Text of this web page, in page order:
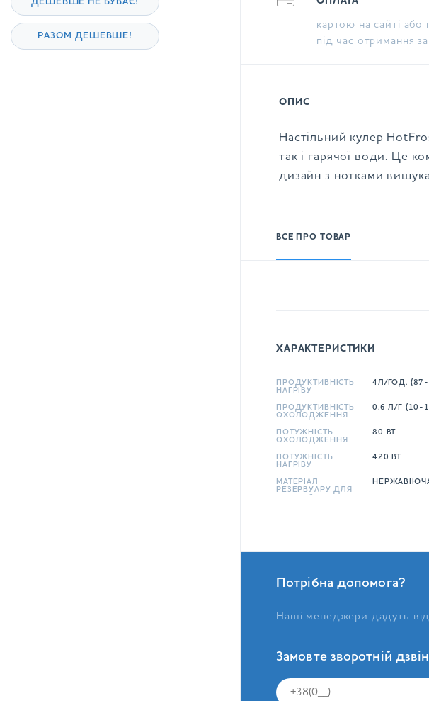
ДЕШЕВШЕ НЕ БУВАЄ!
РАЗОМ ДЕШЕВШЕ!
картою на сайті або
під час отримання
ОПИС
Настільний кулер
так і гарячої води. Це
дизайн з нотками
ВСЕ ПРО ТОВАР
ХАРАКТЕРИСТИКИ
ПРОДУКТИВНІСТЬ
НАГРІВУ
4Л/ГОД. (87-
ПРОДУКТИВНІСТЬ
ОХОЛОДЖЕННЯ
0.6 Л/Г (10-
ПОТУЖНІСТЬ
ОХОЛОДЖЕННЯ
80 ВТ
ПОТУЖНІСТЬ
НАГРІВУ
420 ВТ
МАТЕРІАЛ
РЕЗЕРВУАРУ ДЛЯ
Потрібна допомога?
Наші менеджери дадуть
Замовте зворотній